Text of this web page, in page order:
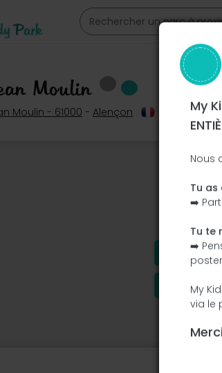
Moulin
Moulin - 61000 - Alençon
Ce
My
Nous
Tu as
➡️
Tu te
➡️
My
via le